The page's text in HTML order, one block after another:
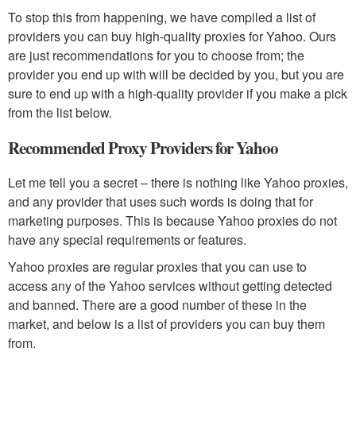
To stop this from happening, we have compiled a list of
providers you can buy high-quality proxies for Yahoo. Ours
are just recommendations for you to choose from; the
provider you end up with will be decided by you, but you are
sure to end up with a high-quality provider if you make a pick
from the list below.
Recommended Proxy Providers for Yahoo
Let me tell you a secret – there is nothing like Yahoo proxies,
and any provider that uses such words is doing that for
marketing purposes. This is because Yahoo proxies do not
have any special requirements or features.
Yahoo proxies are regular proxies that you can use to
access any of the Yahoo services without getting detected
and banned. There are a good number of these in the
market, and below is a list of providers you can buy them
from.